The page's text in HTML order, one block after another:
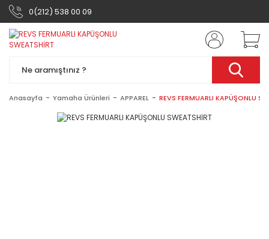
0(212) 538 00 09
Anasayfa Yamaha Ürünleri APPAREL REVS FERMUARLI KAPÜŞONLU